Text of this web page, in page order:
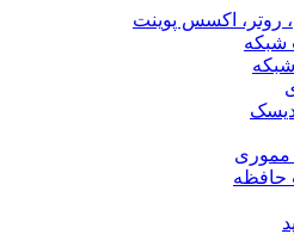
روتر، اکسس پوینت
شبکه
حافظه